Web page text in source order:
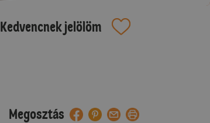
Kedvencnek jelölöm
Megosztás